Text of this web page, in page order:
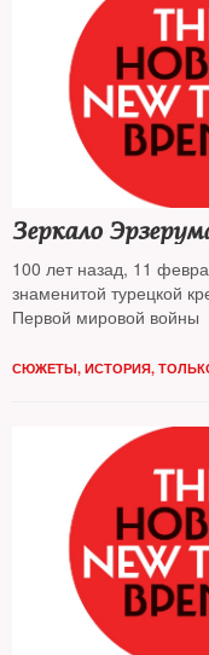
Зеркало
100 лет назад, 11
знаменитой турецкой
Первой мировой войны
СЮЖЕТЫ, ИСТОРИЯ,